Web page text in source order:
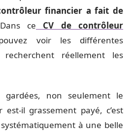
financier a fait de
ce CV de contrôleur
voir les différentes
recherchent réellement les
gardées, non seulement le
il grassement payé, c’est
à une belle